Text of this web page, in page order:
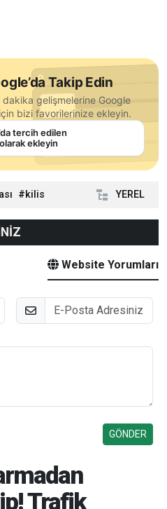
Takip Edin
gelişmelerine Google
bizi favorilerinize ekleyin.
tercih edilen
ekleyin
kilis YEREL
Website Yorumları
E-Posta
Trafik